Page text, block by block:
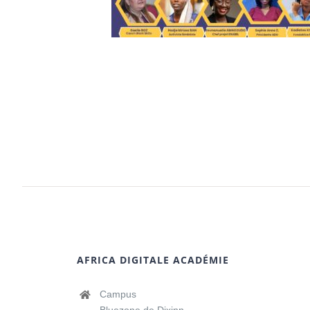
AFRICA DIGITALE ACADÉMIE
Campus